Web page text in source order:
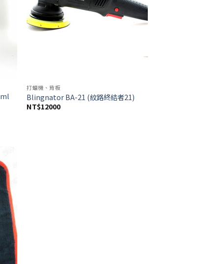
打蠟機、背板
Blingnator BA-21 (紋路終結者21)
NT$12000
to